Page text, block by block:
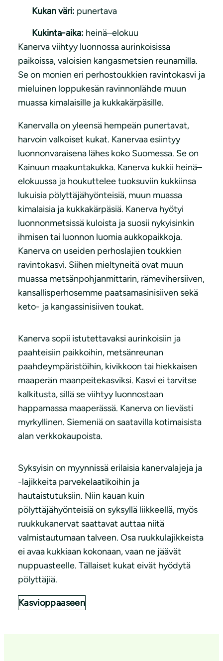
Kukan väri: punertava
Kukinta-aika: heinä–elokuu
Kanerva viihtyy luonnossa aurinkoisissa
paikoissa, valoisien kangasmetsien reunamilla.
Se on monien eri perhostoukkien ravintokasvi ja
mieluinen loppukesän ravinnonlähde muun
muassa kimalaisille ja kukkakärpäsille.
Kanervalla on yleensä hempeän punertavat,
harvoin valkoiset kukat. Kanervaa esiintyy
luonnonvaraisena lähes koko Suomessa. Se on
Kainuun maakuntakukka. Kanerva kukkii heinä–
elokuussa ja houkuttelee tuoksuviin kukkiinsa
lukuisia pölyttäjähyönteisiä, muun muassa
kimalaisia ja kukkakärpäsiä. Kanerva hyötyi
luonnonmetsissä kuloista ja suosii nykyisinkin
ihmisen tai luonnon luomia aukkopaikkoja.
Kanerva on useiden perhoslajien toukkien
ravintokasvi. Siihen mieltyneitä ovat muun
muassa metsänpohjanmittarin, rämevihersiiven,
kansallisperhosemme paatsamasinisiiven sekä
keto- ja kangassinisiiven toukat.
Kanerva sopii istutettavaksi aurinkoisiin ja
paahteisiin paikkoihin, metsänreunan
paahdeympäristöihin, kivikkoon tai hiekkaisen
maaperän maanpeitekasviksi. Kasvi ei tarvitse
kalkitusta, sillä se viihtyy luonnostaan
happamassa maaperässä. Kanerva on lievästi
myrkyllinen. Siemeniä on saatavilla kotimaisista
alan verkkokaupoista.
Syksyisin on myynnissä erilaisia kanervalajeja ja
-lajikkeita parvekelaatikoihin ja
hautaistutuksiin. Niin kauan kuin
pölyttäjähyönteisiä on syksyllä liikkeellä, myös
ruukkukanervat saattavat auttaa niitä
valmistautumaan talveen. Osa ruukkulajikkeista
ei avaa kukkiaan kokonaan, vaan ne jäävät
nuppuasteelle. Tällaiset kukat eivät hyödytä
pölyttäjiä.
Kasvioppaaseen